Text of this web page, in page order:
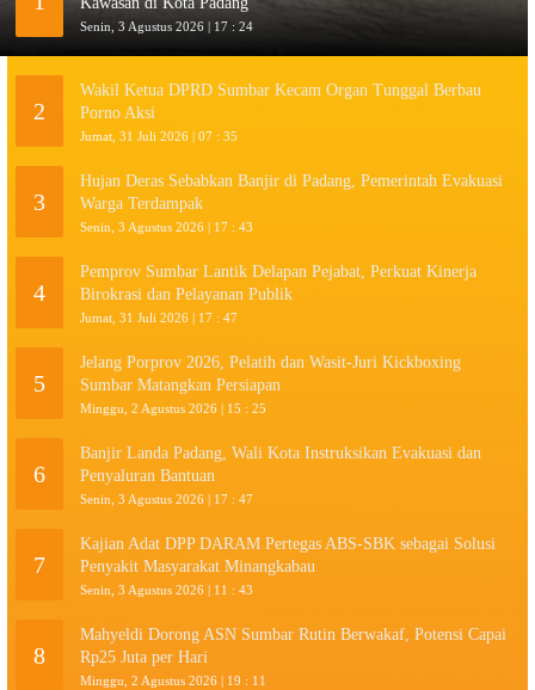
Senin, 3 Agustus 2026 | 17 : 24
2
Wakil Ketua DPRD Sumbar Kecam Organ Tunggal Berbau
Porno Aksi
Jumat, 31 Juli 2026 | 07 : 35
3
Hujan Deras Sebabkan Banjir di Padang, Pemerintah Evakuasi
Warga Terdampak
Senin, 3 Agustus 2026 | 17 : 43
4
Pemprov Sumbar Lantik Delapan Pejabat, Perkuat Kinerja
Birokrasi dan Pelayanan Publik
Jumat, 31 Juli 2026 | 17 : 47
5
Jelang Porprov 2026, Pelatih dan Wasit-Juri Kickboxing
Sumbar Matangkan Persiapan
Minggu, 2 Agustus 2026 | 15 : 25
6
Banjir Landa Padang, Wali Kota Instruksikan Evakuasi dan
Penyaluran Bantuan
Senin, 3 Agustus 2026 | 17 : 47
7
Kajian Adat DPP DARAM Pertegas ABS-SBK sebagai Solusi
Penyakit Masyarakat Minangkabau
Senin, 3 Agustus 2026 | 11 : 43
8
Mahyeldi Dorong ASN Sumbar Rutin Berwakaf, Potensi Capai
Rp25 Juta per Hari
Minggu, 2 Agustus 2026 | 19 : 11